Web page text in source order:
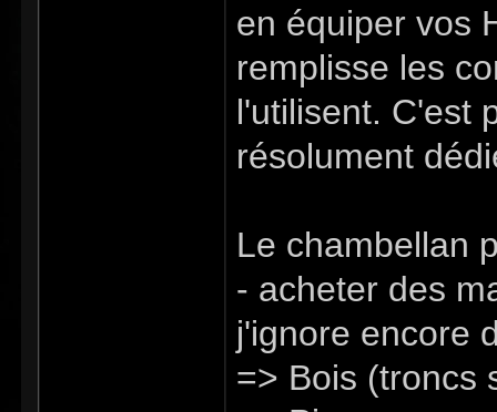
en équiper vos
remplisse les
l'utilisent. C'est
résolument
Le chambellan
- acheter des
j'ignore encore
=> Bois (troncs